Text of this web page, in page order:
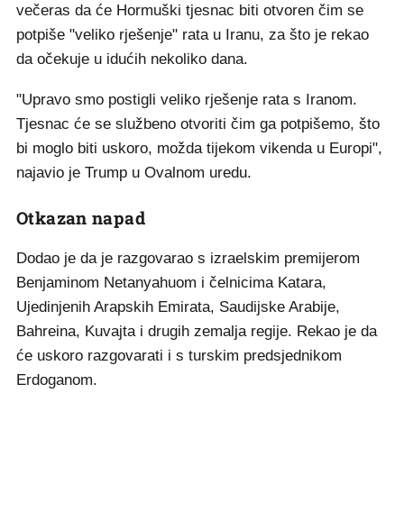
večeras da će Hormuški tjesnac biti otvoren čim se
potpiše "veliko rješenje" rata u Iranu, za što je rekao
da očekuje u idućih nekoliko dana.
"Upravo smo postigli veliko rješenje rata s Iranom.
Tjesnac će se službeno otvoriti čim ga potpišemo, što
bi moglo biti uskoro, možda tijekom vikenda u Europi",
najavio je Trump u Ovalnom uredu.
Otkazan napad
Dodao je da je razgovarao s izraelskim premijerom
Benjaminom Netanyahuom i čelnicima Katara,
Ujedinjenih Arapskih Emirata, Saudijske Arabije,
Bahreina, Kuvajta i drugih zemalja regije. Rekao je da
će uskoro razgovarati i s turskim predsjednikom
Erdoganom.